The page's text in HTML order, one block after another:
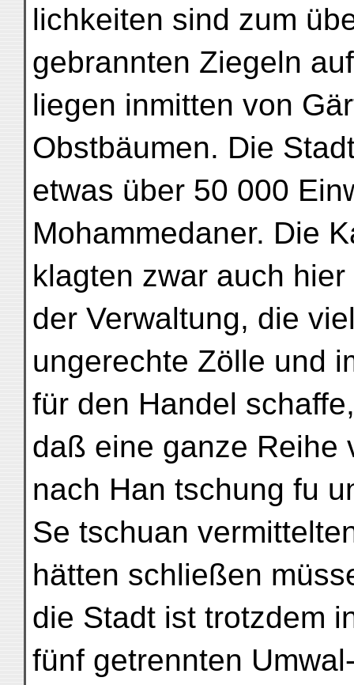
lichkeiten sind zum
gebrannten Ziegeln
liegen inmitten von
Obstbäumen. Die
etwas über 50 000
Mohammedaner. Die
klagten zwar auch
der Verwaltung, die
ungerechte Zölle und
für den Handel
daß eine ganze Reihe
nach Han tschung fu
Se tschuan
hätten schließen
die Stadt ist trotzdem
fünf getrennten